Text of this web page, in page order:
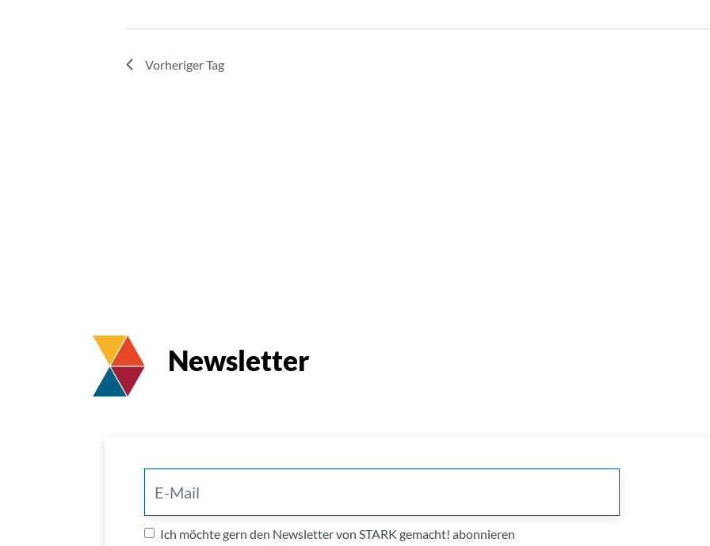
Vorheriger Tag
Newsletter
Ich möchte gern den Newsletter von STARK gemacht! abonnieren